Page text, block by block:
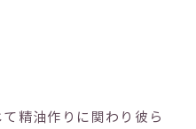
精油作りに関わり彼ら